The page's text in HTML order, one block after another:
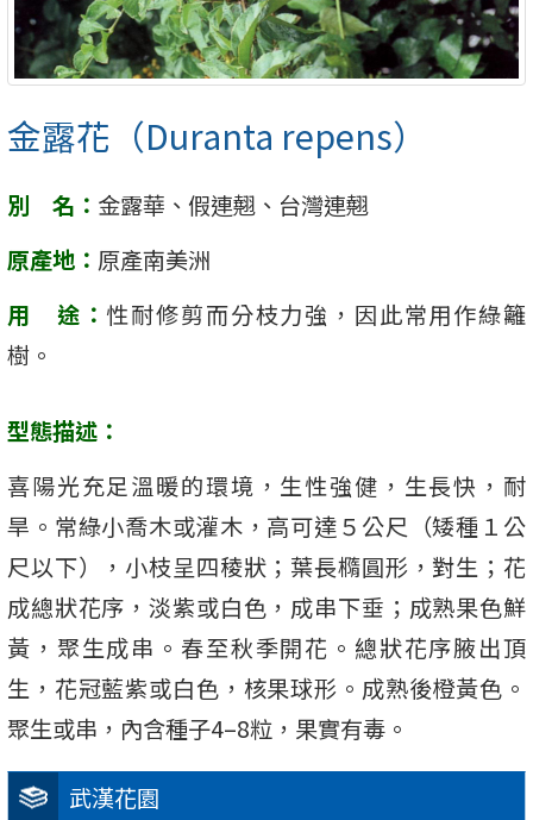
武漢花園
金露花（Duranta repens）
別 名： 金露華、假連翹、台灣連翹
原產地： 原產南美洲
用 途： 性耐修剪而分枝力強，因此常用作綠籬
樹。
型態描述：
喜陽光充足溫暖的環境，生性強健，生長快，耐
旱。常綠小喬木或灌木，高可達５公尺（矮種１公
尺以下），小枝呈四稜狀；葉長橢圓形，對生；花
成總狀花序，淡紫或白色，成串下垂；成熟果色鮮
黃，聚生成串。春至秋季開花。總狀花序腋出頂
生，花冠藍紫或白色，核果球形。成熟後橙黃色。
聚生或串，內含種子4–8粒，果實有毒。